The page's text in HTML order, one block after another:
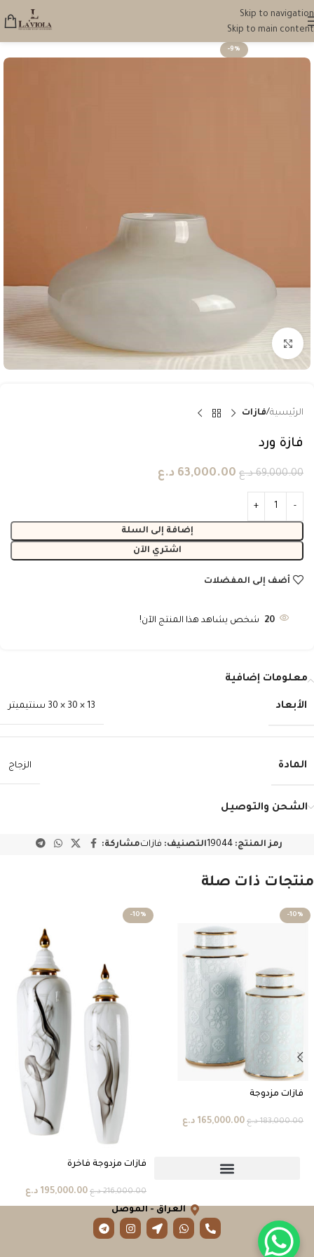
Skip to navigation
Skip to main content
-9%
انقر للتكبير
الرئيسية فازات
فازة ورد
69,000.00 د.ع 63,000.00 د.ع
إضافة إلى السلة
اشتري الآن
أضف إلى المفضلات
20 شخص يشاهد هذا المنتج الآن!
معلومات إضافية
الأبعاد 13 × 30 × 30 سنتيميتر
المادة الزجاج
الشحن والتوصيل
رمز المنتج: 19044 التصنيف: فازاتمشاركة:
منتجات ذات صلة
-10%
فازات مزدوجة
183,000.00 د.ع 165,000.00 د.ع
-10%
فازات مزدوجة فاخرة
216,000.00 د.ع 195,000.00 د.ع
العراق - الموصل